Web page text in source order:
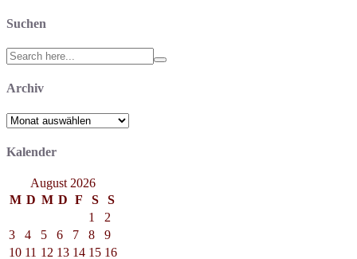
Suchen
Search
for:
Archiv
Archiv
Kalender
August 2026
M D M D F S
S
1
2
3
4 5 6 7 8
9
10 11 12 13 14 15 16